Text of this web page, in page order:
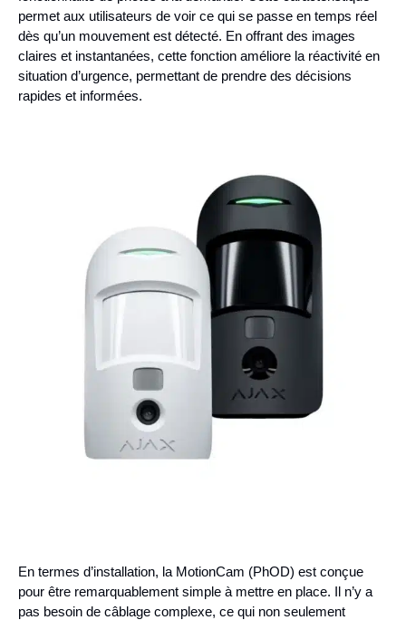
permet aux utilisateurs de voir ce qui se passe en temps réel
dès qu’un mouvement est détecté. En offrant des images
claires et instantanées, cette fonction améliore la réactivité en
situation d’urgence, permettant de prendre des décisions
rapides et informées.
En termes d’installation, la MotionCam (PhOD) est conçue
pour être remarquablement simple à mettre en place. Il n’y a
pas besoin de câblage complexe, ce qui non seulement